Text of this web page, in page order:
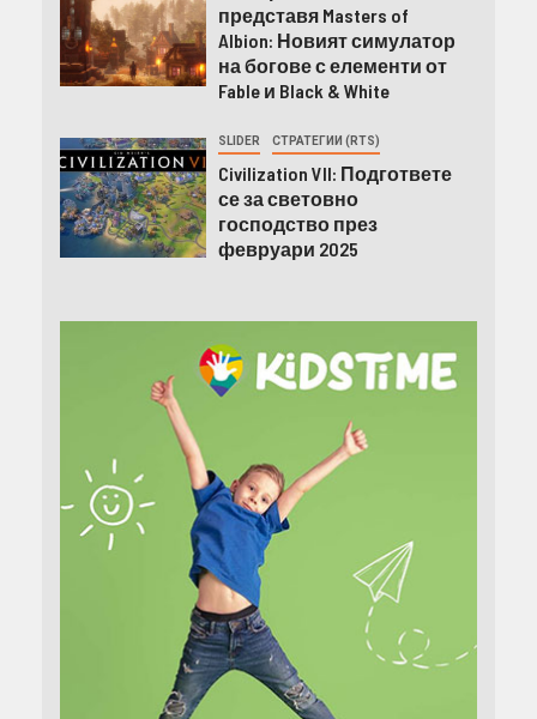
представя Masters of
Albion: Новият симулатор
на богове с елементи от
Fable и Black & White
SLIDER СТРАТЕГИИ (RTS)
Civilization VII: Подгответе
се за световно
господство през
февруари 2025